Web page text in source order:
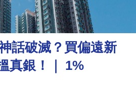
話破滅？買偏遠新
真銀！｜ 1%